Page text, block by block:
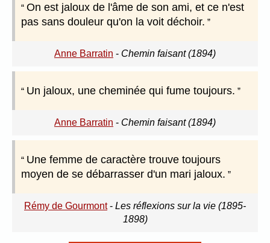
On est jaloux de l'âme de son ami, et ce n'est
pas sans douleur qu'on la voit déchoir.
Anne Barratin - Chemin faisant (1894)
Un jaloux, une cheminée qui fume toujours.
Anne Barratin - Chemin faisant (1894)
Une femme de caractère trouve toujours
moyen de se débarrasser d'un mari jaloux.
Rémy de Gourmont- Les réflexions sur la vie (1895-
1898)